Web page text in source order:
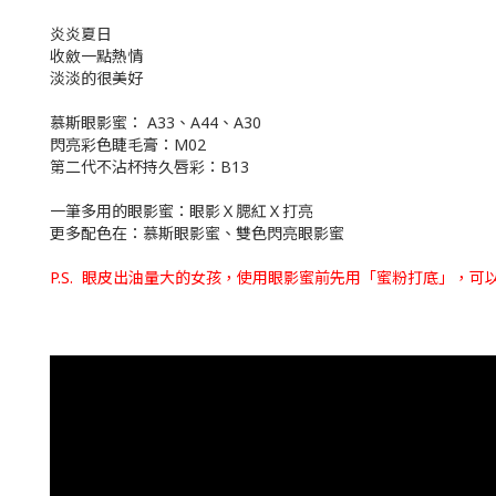
炎炎夏日
收斂一點熱情
淡淡的很美好
慕斯眼影蜜： A33、A44、A30
閃亮彩色睫毛膏：M02
第二代不沾杯持久唇彩：B13
一筆多用的眼影蜜：眼影Ｘ腮紅Ｘ打亮
更多配色在：慕斯眼影蜜、雙色閃亮眼影蜜
P.S. 眼皮出油量大的女孩，使用眼影蜜前先用「蜜粉打底」，可